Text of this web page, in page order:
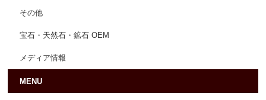
その他
宝石・天然石・鉱石 OEM
メディア情報
MENU